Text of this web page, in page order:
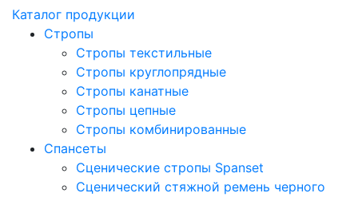
Каталог продукции
Стропы
Стропы текстильные
Стропы круглопрядные
Стропы канатные
Стропы цепные
Стропы комбинированные
Спансеты
Сценические стропы Spanset
Сценический стяжной ремень черного